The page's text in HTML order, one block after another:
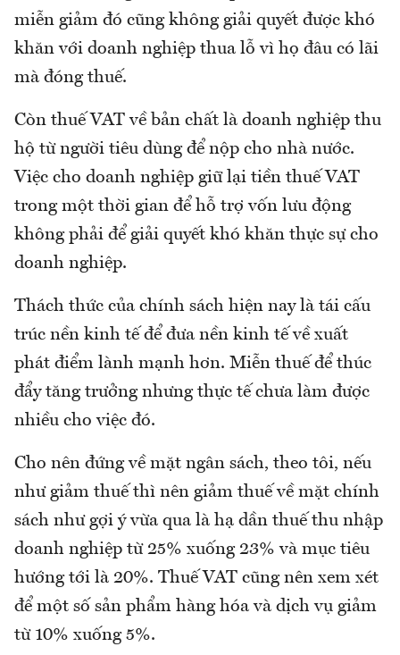
miễn giảm đó cũng không giải quyết được khó
khăn với doanh nghiệp thua lỗ vì họ đâu có lãi
mà đóng thuế.
Còn thuế VAT về bản chất là doanh nghiệp thu
hộ từ người tiêu dùng để nộp cho nhà nước.
Việc cho doanh nghiệp giữ lại tiền thuế VAT
trong một thời gian để hỗ trợ vốn lưu động
không phải để giải quyết khó khăn thực sự cho
doanh nghiệp.
Thách thức của chính sách hiện nay là tái cấu
trúc nền kinh tế để đưa nền kinh tế về xuất
phát điểm lành mạnh hơn. Miễn thuế để thúc
đẩy tăng trưởng nhưng thực tế chưa làm được
nhiều cho việc đó.
Cho nên đứng về mặt ngân sách, theo tôi, nếu
như giảm thuế thì nên giảm thuế về mặt chính
sách như gợi ý vừa qua là hạ dần thuế thu nhập
doanh nghiệp từ 25% xuống 23% và mục tiêu
hướng tới là 20%. Thuế VAT cũng nên xem xét
để một số sản phẩm hàng hóa và dịch vụ giảm
từ 10% xuống 5%.